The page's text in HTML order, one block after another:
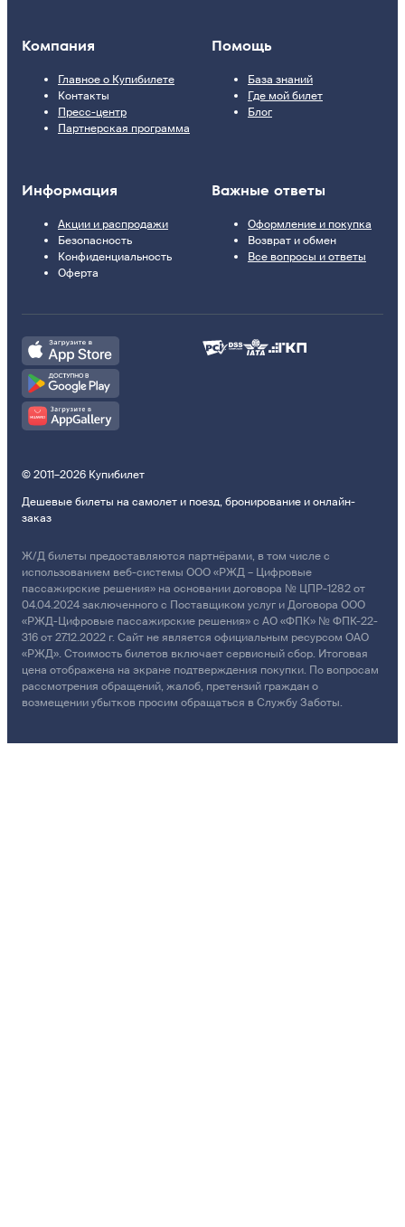
Компания
Главное о Купибилете
Контакты
Пресс-центр
Партнерская программа
Помощь
База знаний
Где мой билет
Блог
Информация
Акции и распродажи
Безопасность
Конфиденциальность
Оферта
Важные ответы
Оформление и покупка
Возврат и обмен
Все вопросы и ответы
© 2011–2026 Купибилет
Дешевые билеты на самолет и поезд, бронирование и онлайн-
заказ
Ж/Д билеты предоставляются партнёрами, в том числе с
использованием веб-системы ООО «РЖД – Цифровые
пассажирские решения» на основании договора № ЦПР-1282 от
04.04.2024 заключенного с Поставщиком услуг и Договора ООО
«РЖД-Цифровые пассажирские решения» с АО «ФПК» № ФПК-22-
316 от 27.12.2022 г. Сайт не является официальным ресурсом ОАО
«РЖД». Стоимость билетов включает сервисный сбор. Итоговая
цена отображена на экране подтверждения покупки. По вопросам
рассмотрения обращений, жалоб, претензий граждан о
возмещении убытков просим обращаться в Службу Заботы.